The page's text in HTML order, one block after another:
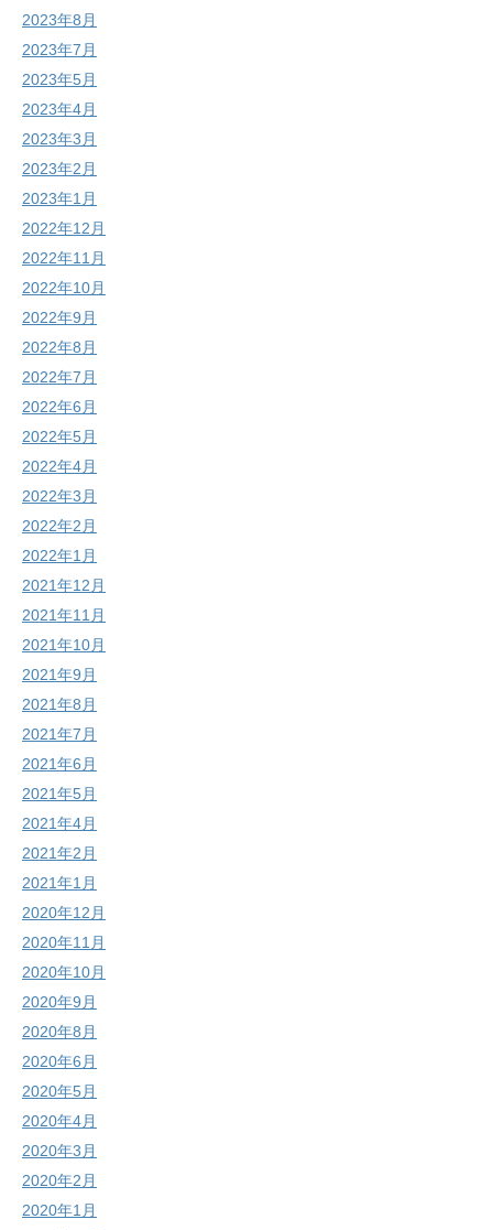
2023年8月
2023年7月
2023年5月
2023年4月
2023年3月
2023年2月
2023年1月
2022年12月
2022年11月
2022年10月
2022年9月
2022年8月
2022年7月
2022年6月
2022年5月
2022年4月
2022年3月
2022年2月
2022年1月
2021年12月
2021年11月
2021年10月
2021年9月
2021年8月
2021年7月
2021年6月
2021年5月
2021年4月
2021年2月
2021年1月
2020年12月
2020年11月
2020年10月
2020年9月
2020年8月
2020年6月
2020年5月
2020年4月
2020年3月
2020年2月
2020年1月